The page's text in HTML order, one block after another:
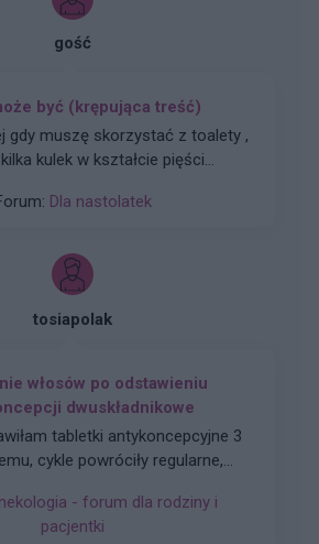
gość
być (krępująca treść)
gdy muszę skorzystać z toalety ,
kulek w kształcie pięści
jest dosyć intensywny, kąpiel lub
Co w takiej sytuacji może
pomóc. ?
Dla nastolatek
tosiapolak
włosów po odstawieniu
dwuskładnikowe
tabletki antykoncepcyjne 3
cykle powróciły regularne,
włosów oraz pieczenie
przy dotyku. Kiedy u Was po
- forum dla rodziny i
pacjentki